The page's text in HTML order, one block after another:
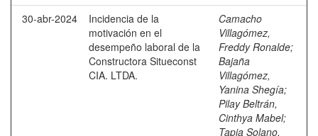
30-abr-2024
Incidencia de la
motivación en el
desempeño laboral de la
Constructora Situeconst
CIA. LTDA.
Camacho
Villagómez,
Freddy Ronalde;
Bajaña
Villagómez,
Yanina Shegía;
Pilay Beltrán,
Cinthya Mabel;
Tapia Solano,